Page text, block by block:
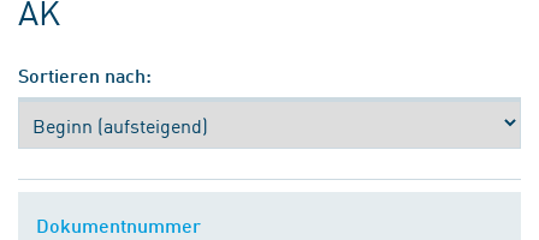
AK
Sortieren nach:
Dokumentnummer